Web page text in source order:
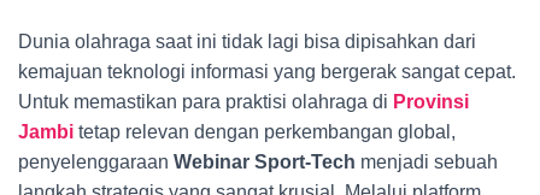
Dunia olahraga saat ini tidak lagi bisa dipisahkan dari
kemajuan teknologi informasi yang bergerak sangat cepat.
Untuk memastikan para praktisi olahraga di Provinsi
Jambi tetap relevan dengan perkembangan global,
penyelenggaraan Webinar Sport-Tech menjadi sebuah